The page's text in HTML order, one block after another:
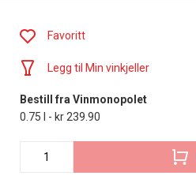
Favoritt
Legg til Min vinkjeller
Bestill fra Vinmonopolet
0.75 l - kr 239.90